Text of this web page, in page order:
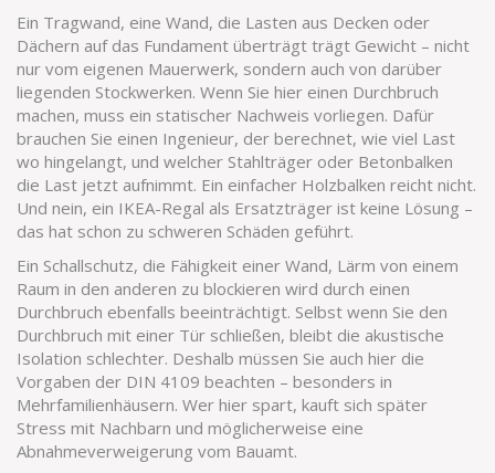
Ein Tragwand, eine Wand, die Lasten aus Decken oder
Dächern auf das Fundament überträgt trägt Gewicht – nicht
nur vom eigenen Mauerwerk, sondern auch von darüber
liegenden Stockwerken. Wenn Sie hier einen Durchbruch
machen, muss ein statischer Nachweis vorliegen. Dafür
brauchen Sie einen Ingenieur, der berechnet, wie viel Last
wo hingelangt, und welcher Stahlträger oder Betonbalken
die Last jetzt aufnimmt. Ein einfacher Holzbalken reicht nicht.
Und nein, ein IKEA-Regal als Ersatzträger ist keine Lösung –
das hat schon zu schweren Schäden geführt.
Ein Schallschutz, die Fähigkeit einer Wand, Lärm von einem
Raum in den anderen zu blockieren wird durch einen
Durchbruch ebenfalls beeinträchtigt. Selbst wenn Sie den
Durchbruch mit einer Tür schließen, bleibt die akustische
Isolation schlechter. Deshalb müssen Sie auch hier die
Vorgaben der DIN 4109 beachten – besonders in
Mehrfamilienhäusern. Wer hier spart, kauft sich später
Stress mit Nachbarn und möglicherweise eine
Abnahmeverweigerung vom Bauamt.